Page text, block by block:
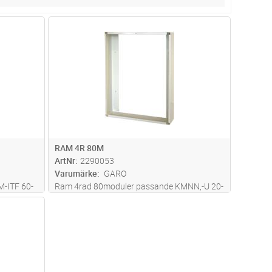
ITF 60-
infälld
ST
RAM 4R 80M
ArtNr 2290053
Varumärke
GARO
Ram 4rad 80moduler passande KMNN,-U 20-